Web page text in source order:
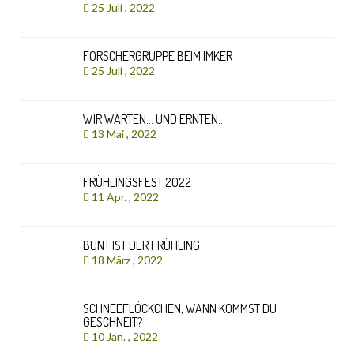
25 Juli , 2022
FORSCHERGRUPPE BEIM IMKER
25 Juli , 2022
WIR WARTEN… UND ERNTEN..
13 Mai , 2022
FRÜHLINGSFEST 2022
11 Apr. , 2022
BUNT IST DER FRÜHLING
18 März , 2022
SCHNEEFLÖCKCHEN, WANN KOMMST DU
GESCHNEIT?
10 Jan. , 2022